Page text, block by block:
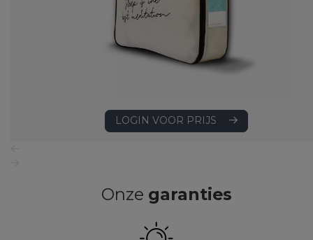
LOGIN VOOR PRIJS
Onze garanties